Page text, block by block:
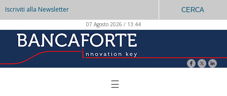
Iscriviti alla Newsletter CERCA
07 Agosto 2026 / 13:44
☰